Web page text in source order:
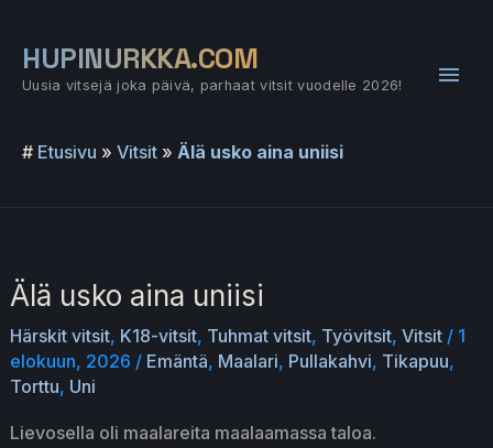
sisältöön
HUPINURKKA.COM
Uusia vitsejä joka päivä, parhaat vitsit vuodelle 2026!
# Etusivu » Vitsit » Älä usko aina uniisi
Älä usko aina uniisi
Härskit vitsit, K18-vitsit, Tuhmat vitsit, Työvitsit, Vitsit/ 1
elokuun, 2026 / Emäntä, Maalari, Pullakahvi, Tikapuu,
Torttu, Uni
Lievosella oli maalareita maalaamassa taloa.